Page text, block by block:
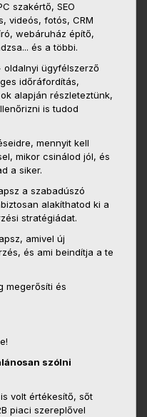
szakértő, SEO
videós, fotós, CRM
webáruház építő,
és a többi.
oldalnyi ügyfélszerző
időráfordítás,
alapján részleteztünk,
is tudod
mennyit kell
mikor csinálod jól, és
a siker.
a szabadúszó
alakíthatod ki a
stratégiádat.
amivel új
és ami beindítja a te
megerősíti és
szólni
volt értékesítő, sőt
piaci szereplővel